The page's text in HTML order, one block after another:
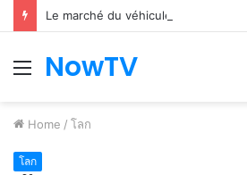
Le marché du véhicule d’occasion
Menu
NowTV
Home / โลก
โลก